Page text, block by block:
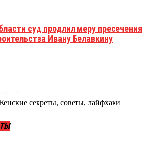
суд продлил меру пресечения
Ивану Белавкину
секреты, советы, лайфхаки